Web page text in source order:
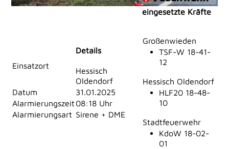
Einsatzort
Details
Hessisch
Oldendorf
Datum
31.01.2025
Alarmierungszeit 08:18 Uhr
Alarmierungsart Sirene + DME
eingesetzte Kräfte
Großenwieden
TSF-W 18-41-
12
Hessisch Oldendorf
HLF20 18-48-
10
Stadtfeuerwehr
KdoW 18-02-
01